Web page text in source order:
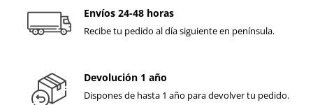
Envíos 24-48 horas
Recibe tu pedido al día siguiente en península.
Devolución 1 año
Dispones de hasta 1 año para devolver tu pedido.